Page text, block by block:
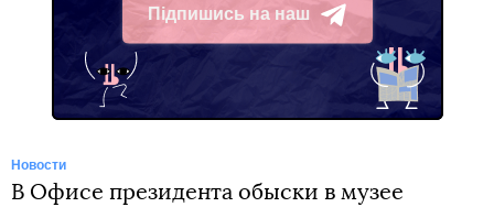
Підпишись на наш
Telegram
Новости
В Офисе президента обыски в музее